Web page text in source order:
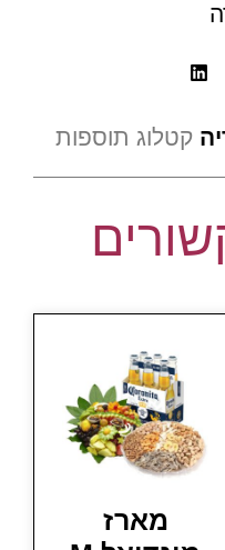
קטלוג תוספות
מארז